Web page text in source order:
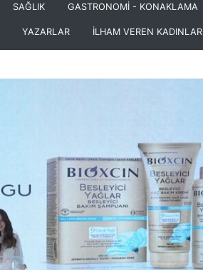
SAĞLIK GASTRONOMİ - KONAKLAMA
YAZARLAR İLHAM VEREN KADINLAR